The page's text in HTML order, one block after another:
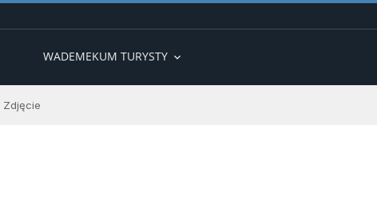
WADEMEKUM TURYSTY expand_more
Zdjęcie